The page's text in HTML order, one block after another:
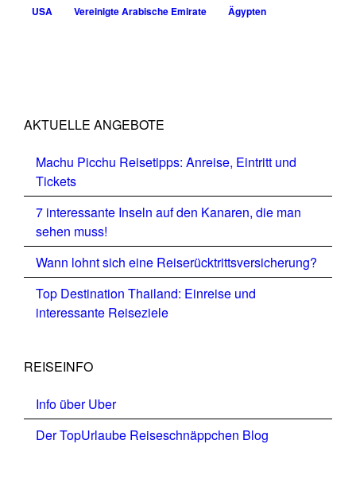
USA
Vereinigte Arabische Emirate Ägypten
AKTUELLE ANGEBOTE
Machu Picchu Reisetipps: Anreise, Eintritt und
Tickets
7 interessante Inseln auf den Kanaren, die man
sehen muss!
Wann lohnt sich eine Reiserücktrittsversicherung?
Top Destination Thailand: Einreise und
interessante Reiseziele
REISEINFO
Info über Uber
Der TopUrlaube Reiseschnäppchen Blog